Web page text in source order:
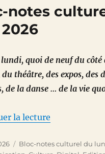
différence
une
un
rédacteur
?
notes
lundi, quoi de neuf du côté
théâtre, des expos, des
de la danse … de la vie
la lecture
Catégories
Bloc-notes culturel du